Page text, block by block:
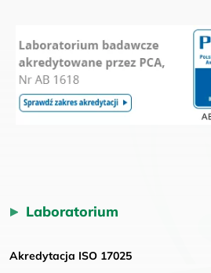
Laboratorium
Akredytacja ISO 17025